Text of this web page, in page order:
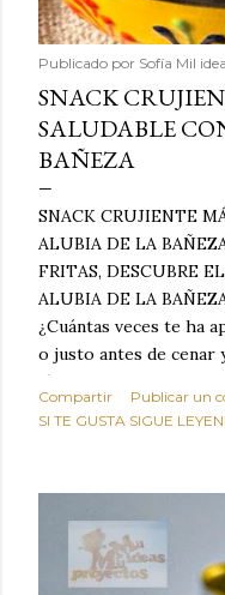
Publicado por Sofía Mil
SNACK
SALUDABLE
BAÑEZA
SNACK CRUJIENTE
ALUBIA DE LA
FRITAS, DESCUBRE
ALUBIA DE LA
¿Cuántas veces te ha
o justo antes de cenar
típicas patatas de
ultraprocesados llenos
sabroso, con ese
satisface. Estas
por completo tu
asociar las alubias
Compartir
Publicar un
SI TE GUSTA SIGUE